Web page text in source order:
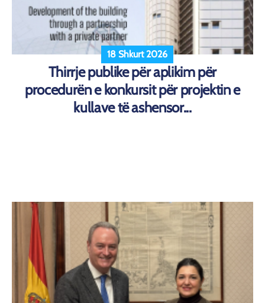
18 Shkurt 2026
Thirrje publike për aplikim për
procedurën e konkursit për projektin e
kullave të ashensor...